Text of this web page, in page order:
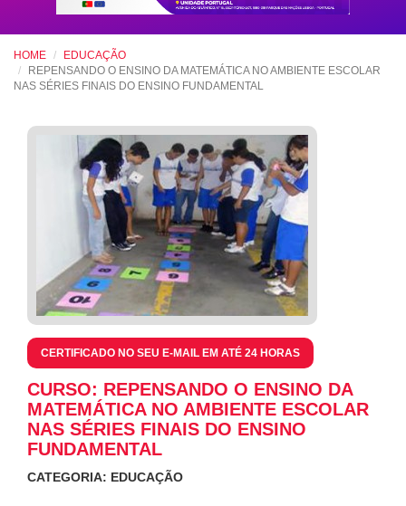
HOME
EDUCAÇÃO
REPENSANDO O ENSINO DA MATEMÁTICA NO AMBIENTE ESCOLAR
NAS SÉRIES FINAIS DO ENSINO FUNDAMENTAL
CERTIFICADO NO SEU E-MAIL EM ATÉ 24 HORAS
CURSO: REPENSANDO O ENSINO DA
MATEMÁTICA NO AMBIENTE ESCOLAR
NAS SÉRIES FINAIS DO ENSINO
FUNDAMENTAL
CATEGORIA: EDUCAÇÃO